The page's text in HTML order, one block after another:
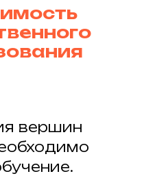
вершин